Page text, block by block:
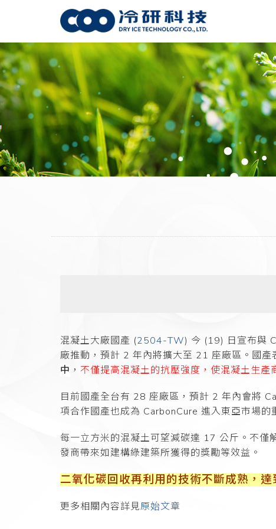
混凝土大廠國產 (2504-TW) 今 (19) 日宣布與
廠推動，預計 2 年內將擴大至 21 座廠區。 國產
中 ， 不僅提高混凝土的抗壓強度，使混凝土生產
目前國產全台有 28 座廠區，預計 2 年內會將
項合作國產也成為 CarbonCure 進入東亞市場的
每一立方米的混凝土可望減碳達 17 公斤。不僅
發商帶來如建構綠建築所獲得的獎勵等效益。
二氧化碳回收再利用的技術不斷成熟，
更多相關內容詳見原始文章